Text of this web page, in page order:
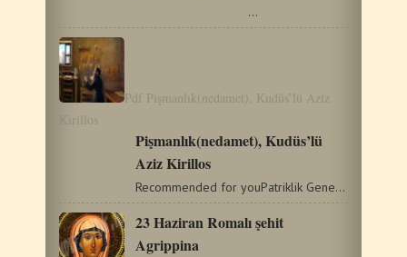
…
Pdf Pişmanlık(nedamet), Kudüs’lü Aziz
Kirillos
Pişmanlık(nedamet), Kudüs’lü
Aziz Kirillos
Recommended for youPatriklik GenelgesiÖlülerin anma töreni…
23 Haziran Romalı şehit
Agrippina